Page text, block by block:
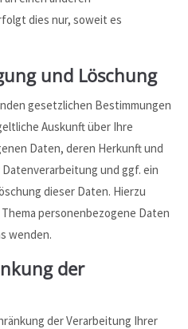
dies nur, soweit es
und Löschung
gesetzlichen Bestimmungen
Auskunft über Ihre
Daten, deren Herkunft und
und ggf. ein
dieser Daten. Hierzu
personenbezogene Daten
wenden.
der
der Verarbeitung Ihrer